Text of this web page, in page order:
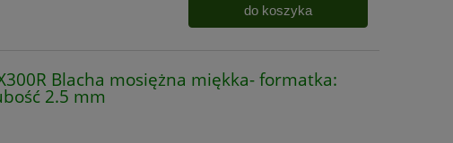
do koszyka
Blacha mosiężna miękka- formatka:
2.5 mm